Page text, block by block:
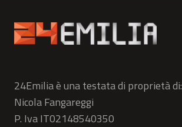
24Emilia è una testata di proprietà di:
Nicola Fangareggi
P. Iva IT02148540350